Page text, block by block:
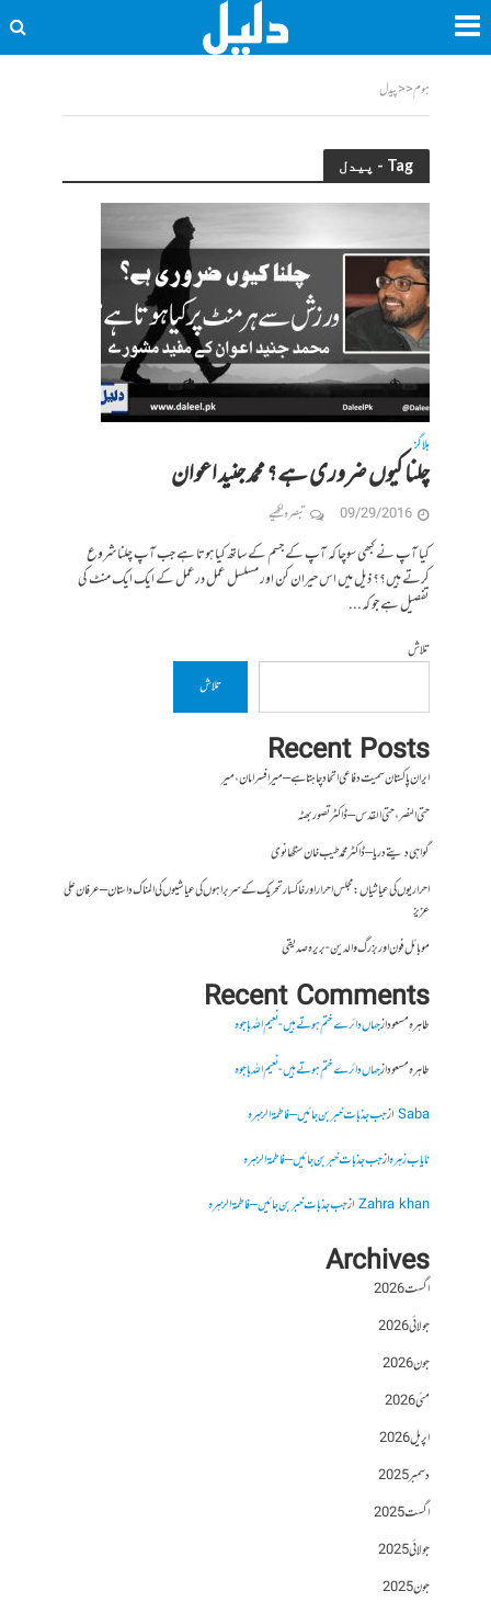
ہوم<<پیدل
Tag - پیدل
بلاگز
چلنا کیوں ضروری ہے؟ محمد جنید اعوان
09/29/2016 تبصرہ لکھیے
کیا آپ نے کبھی سوچا کہ آپ کے جسم کے ساتھ کیا ہوتا ہے جب آپ چلنا شروع
کرتے ہیں؟؟ ذیل میں اس حیران کن اور مسلسل عمل درعمل کے ایک ایک منٹ کی
تفصیل ہے جو کہ...
تلاش
تلاش
Recent Posts
ایران پاکستان سمیت دفاعی اتحاد چاہتا ہے – میر افسر امان،میر
حتی النصر ، حتی القدس – ڈاکٹر تصور بھٹہ
گواہی دیتے دریا – ڈاکٹر محمد طیب خان سنگھانوی
احراریوں کی عیاشیاں : مجلس احرار اور خاکسار تحریک کے سربراہوں کی عیاشیوں کی المناک داستان – عرفان علی
عزیز
موبائل فون اور بزرگ والدین- بریرہ صدیقی
Recent Comments
طاہرہ مسعودازجہاں دائرے ختم ہوتے ہیں- نعیم اللہ باجوہ
طاہرہ مسعودازجہاں دائرے ختم ہوتے ہیں- نعیم اللہ باجوہ
Sabaازجب جذبات خبر بن جائیں – فاطمۃالزہرہ
نایاب زہرہازجب جذبات خبر بن جائیں – فاطمۃالزہرہ
Zahra khanازجب جذبات خبر بن جائیں – فاطمۃالزہرہ
Archives
اگست 2026
جولائی 2026
جون 2026
مئی 2026
اپریل 2026
دسمبر 2025
اگست 2025
جولائی 2025
جون 2025